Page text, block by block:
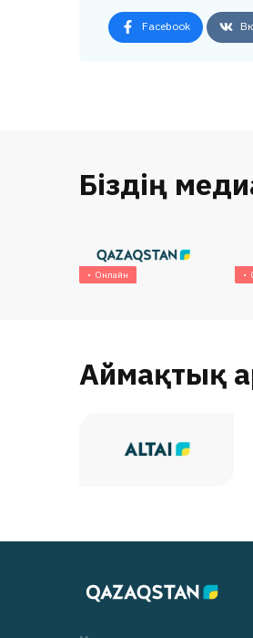
Facebook
Біздің
Онлайн
Аймақтық